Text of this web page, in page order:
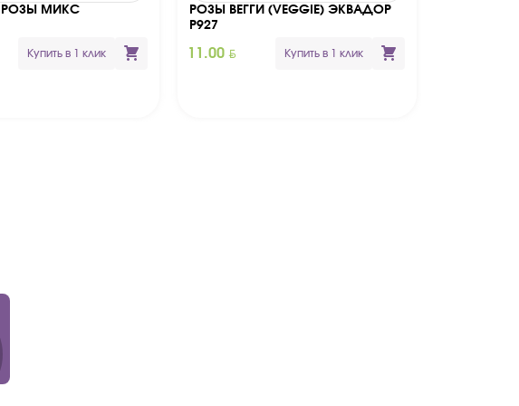
РОЗЫ МИКС
Купить в 1 клик
РОЗЫ ВЕГГИ (VEGGIE) ЭКВАДОР
Р927
11.00 BYN Купить в 1 клик